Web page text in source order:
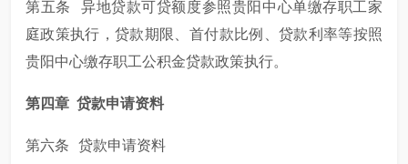
第五条 异地贷款可贷额度参照贵阳中心单缴存职工家
庭政策执行，贷款期限、首付款比例、贷款利率等按照
贵阳中心缴存职工公积金贷款政策执行。
第四章 贷款申请资料
第六条 贷款申请资料